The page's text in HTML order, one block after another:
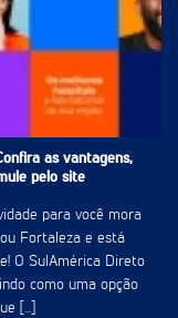
as vantagens,
pelo site
para você mora
Fortaleza e está
O SulAmérica Direto
como uma opção
[...]